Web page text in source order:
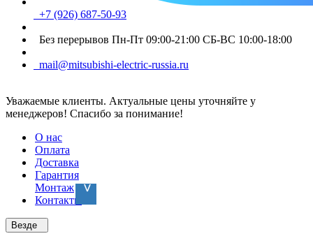
+7 (926) 687-50-93
Без перерывов Пн-Пт 09:00-21:00 СБ-ВС 10:00-18:00
mail@mitsubishi-electric-russia.ru
Уважаемые клиенты. Актуальные цены уточняйте у
менеджеров! Спасибо за понимание!
О нас
Оплата
Доставка
Гарантия
Монтаж
Контакты
Везде